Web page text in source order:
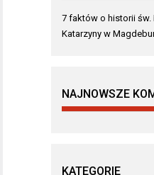
7 faktów o historii św.
Katarzyny w
NAJNOWSZE
KATEGORIE